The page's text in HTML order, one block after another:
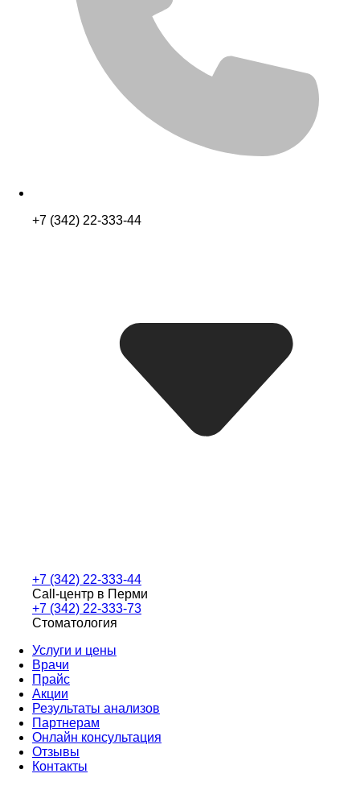
+7 (342) 22-333-44
+7 (342) 22-333-44
Call-центр в Перми
+7 (342) 22-333-73
Стоматология
Услуги и цены
Врачи
Прайс
Акции
Результаты анализов
Партнерам
Онлайн консультация
Отзывы
Контакты